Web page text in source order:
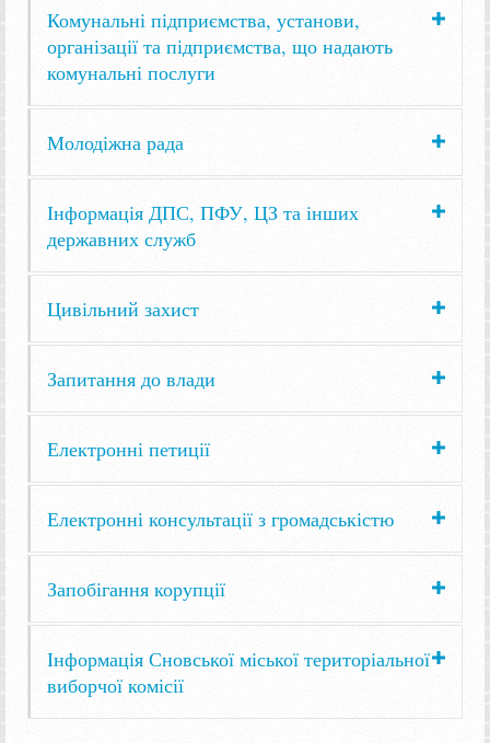
Комунальні підприємства, установи,
організації та підприємства, що надають
комунальні послуги
Молодіжна рада
Інформація ДПС, ПФУ, ЦЗ та інших
державних служб
Цивільний захист
Запитання до влади
Електронні петиції
Електронні консультації з громадськістю
Запобігання корупції
Інформація Сновської міської територіальної
виборчої комісії